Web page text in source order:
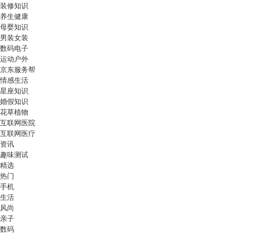
装修知识
养生健康
母婴知识
男装女装
数码电子
运动户外
京东服务帮
情感生活
星座知识
婚假知识
花草植物
互联网医院
互联网医疗
资讯
趣味测试
精选
热门
手机
生活
风尚
亲子
数码